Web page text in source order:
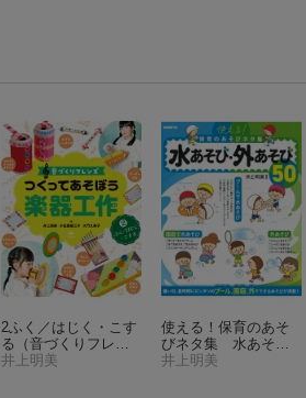
2ふく／はじく・こす
る （音づくりフレン
ズ つくってあそぼ
井上明美
使える！保育のあそ
びネタ集 水あそ
び・外あそび50
井上明美